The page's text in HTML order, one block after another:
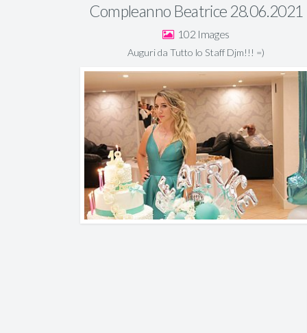
Compleanno Beatrice 28.06.2021
102
Auguri da Tutto lo Staff Djm!!! =)